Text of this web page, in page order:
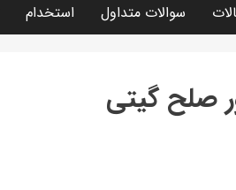
سوالات متداول استخدام
صلح گیتی